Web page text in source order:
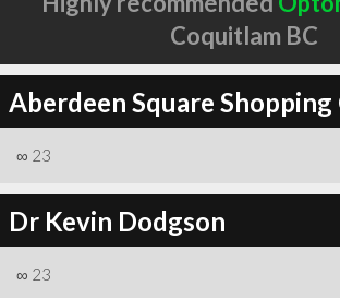
Coquitlam BC
Aberdeen Square
∞ 23
Dr Kevin Dodgson
∞ 23